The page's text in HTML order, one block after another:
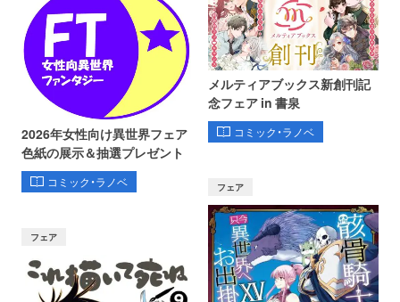
2026年女性向け異世界フェア
色紙の展示＆抽選プレゼント
コミック・ラノベ
メルティアブックス新創刊記
念フェア in 書泉
コミック・ラノベ
フェア
フェア